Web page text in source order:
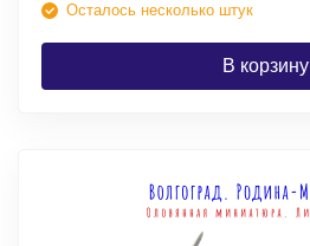
Осталось несколько штук
В корзину